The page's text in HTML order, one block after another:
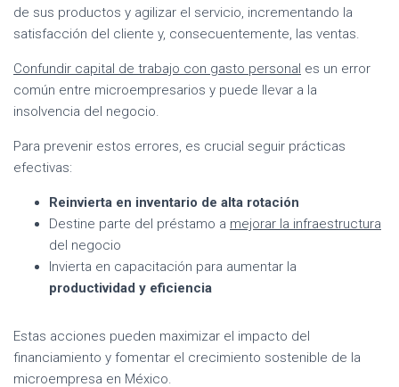
de sus productos y agilizar el servicio, incrementando la
satisfacción del cliente y, consecuentemente, las ventas.
Confundir capital de trabajo con gasto personal es un error
común entre microempresarios y puede llevar a la
insolvencia del negocio.
Para prevenir estos errores, es crucial seguir prácticas
efectivas:
Reinvierta en inventario de alta rotación
Destine parte del préstamo a mejorar la infraestructura
del negocio
Invierta en capacitación para aumentar la
productividad y eficiencia
Estas acciones pueden maximizar el impacto del
financiamiento y fomentar el crecimiento sostenible de la
microempresa en México.